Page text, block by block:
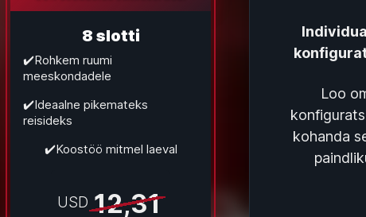
8 slotti
✔️Rohkem ruumi
meeskondadele
✔️Ideaalne pikemateks
reisideks
✔️Koostöö mitmel laeval
USD 12,31
Loo
kohanda